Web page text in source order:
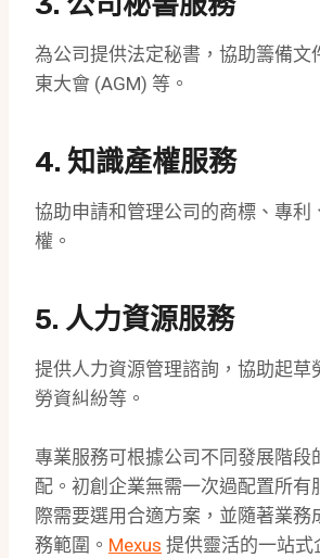
為公司提供法定秘書，協助籌備文
東大會 (AGM) 等。
4. 知識產權服務
協助申請和管理公司的商標、專利
權。
5. 人力資源服務
提供人力資源管理諮詢，協助起草
勞資糾紛等。
專業服務可根據公司不同發展階段
配。初創企業無需一次過配置所有
際需要選用合適方案，並隨著業務
務範圍。 Mexus 提供靈活的一站式